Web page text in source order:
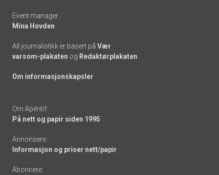
Event manager:
Mina Hovden
All journalistikk er basert på Vær
varsom-plakaten og Redaktørplakaten
Om informasjonskapsler
Om Apéritif:
På nett og papir siden 1995
Annonsere:
Informasjon og priser nett/papir
Abonnere: